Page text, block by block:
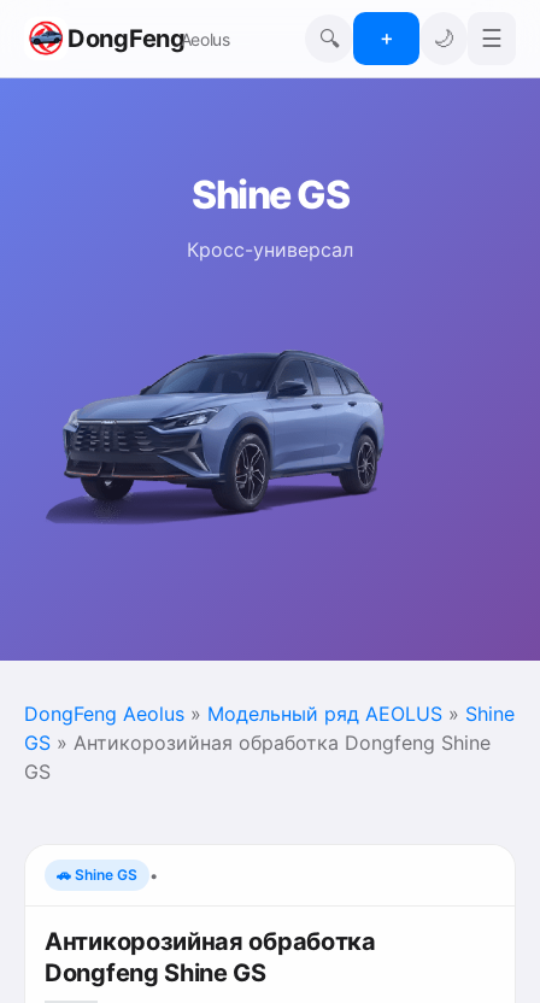
DongFengAeolus 🔍 ＋ 🌙 ☰
Shine GS
Кросс-универсал
DongFeng Aeolus » Модельный ряд AEOLUS » Shine
GS » Антикорозийная обработка Dongfeng Shine
GS
🚗 Shine GS •
Антикорозийная обработка
Dongfeng Shine GS